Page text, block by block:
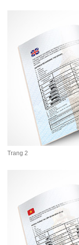
Trang 2